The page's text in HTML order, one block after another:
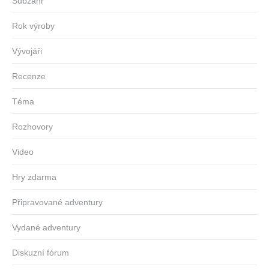
Rok výroby
Vývojáři
Recenze
Téma
Rozhovory
Video
Hry zdarma
Připravované adventury
Vydané adventury
Diskuzní fórum